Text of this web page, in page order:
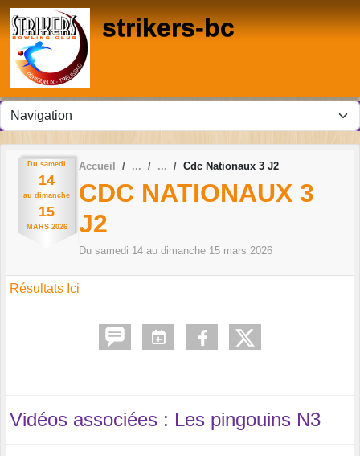
strikers-bc
Du samedi
14
au dimanche
15
MARS 2026
Accueil Cdc Nationaux 3 J2
CDC NATIONAUX 3
J2
Du samedi 14 au dimanche 15 mars 2026
Résultats Ici
Vidéos associées : Les pingouins N3
Panneau de gestion des cookies